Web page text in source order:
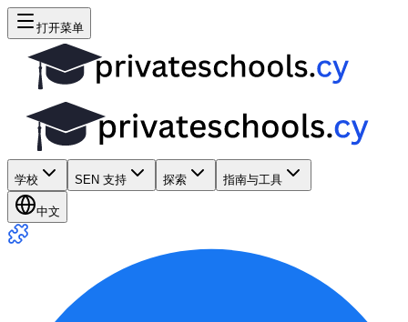
打开菜单
学校 SEN 支持 探索 指南与工具
中文